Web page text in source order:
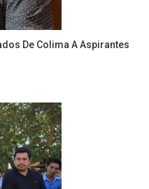
De Colima A Aspirantes